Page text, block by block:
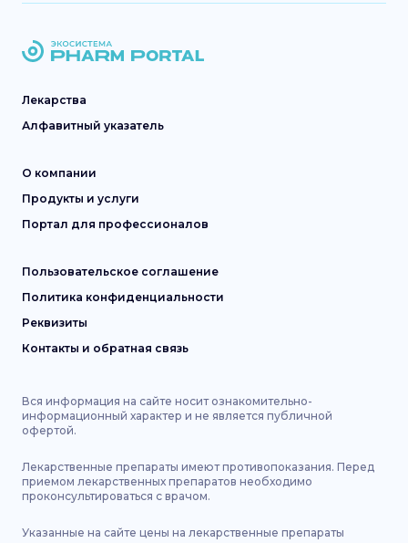
Лекарства
Алфавитный указатель
О компании
Продукты и услуги
Портал для профессионалов
Пользовательское соглашение
Политика конфиденциальности
Реквизиты
Контакты и обратная связь
Вся информация на сайте носит ознакомительно-
информационный характер и не является публичной
офертой.
Лекарственные препараты имеют противопоказания. Перед
приемом лекарственных препаратов необходимо
проконсультироваться с врачом.
Указанные на сайте цены на лекарственные препараты